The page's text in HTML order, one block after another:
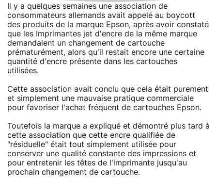
Il y a quelques semaines une association de
consommateurs allemands avait appelé au boycott
des produits de la marque Epson, après avoir constaté
que les Imprimantes jet d'encre de la même marque
demandaient un changement de cartouche
prématurément, alors qu'il restait encore une certaine
quantité d'encre présente dans les cartouches
utilisées.
Cette association avait conclu que cela était purement
et simplement une mauvaise pratique commerciale
pour favoriser l'achat fréquent de cartouches Epson.
Toutefois la marque a expliqué et démontré plus tard à
cette association que cette encre qualifiée de
"résiduelle" était tout simplement utilisée pour
conserver une qualité constante des impressions et
pour entretenir les têtes de l'imprimante jusqu'au
prochain changement de cartouche.